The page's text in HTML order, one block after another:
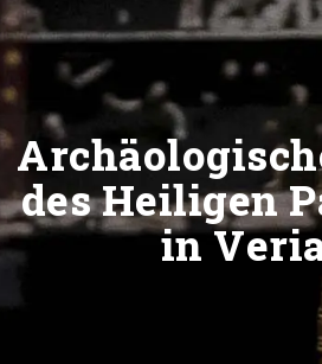
des Heiligen
in